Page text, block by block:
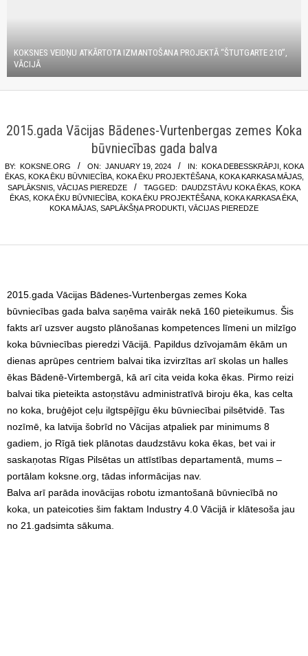
KOKSNES VEIDŅU ATKĀRTOTA IZMANTOŠANA PROJEKTĀ “ŠTUTGARTE 210”,
VĀCIJĀ
2015.gada Vācijas Bādenes-Vurtenbergas zemes Koka
būvniecības gada balva
BY: KOKSNE.ORG ON: JANUARY 19, 2024 IN: KOKA DEBESSKRĀPJI
KOKA
ĒKAS, KOKA ĒKU BŪVNIECĪBA, KOKA ĒKU PROJEKTĒŠANA, KOKA KARKASA MĀJAS,
SAPLĀKSNIS VĀCIJAS PIEREDZE TAGGED: DAUDZSTĀVU KOKA ĒKAS
KOKA
ĒKAS
KOKA ĒKU BŪVNIECĪBA KOKA ĒKU PROJEKTĒŠANA KOKA KARKASA ĒKA
KOKA MĀJAS SAPLĀKŠŅA PRODUKTI VĀCIJAS PIEREDZE
2015.gada Vācijas Bādenes-Vurtenbergas zemes Koka
būvniecības gada balva saņēma vairāk nekā 160 pieteikumus. Šis
fakts arī uzsver augsto plānošanas kompetences līmeni un milzīgo
koka būvniecības pieredzi Vācijā. Papildus dzīvojamām ēkām un
dienas aprūpes centriem balvai tika izvirzītas arī skolas un halles
ēkas Bādenē-Virtembergā, kā arī cita veida koka ēkas. Pirmo reizi
balvai tika pieteikta astoņstāvu administratīvā biroju ēka, kas celta
no koka, bruģējot ceļu ilgtspējīgu ēku būvniecībai pilsētvidē. Tas
nozīmē, ka latvija šobrīd no Vācijas atpaliek par minimums 8
gadiem, jo Rīgā tiek plānotas daudzstāvu koka ēkas, bet vai ir
saskaņotas Rīgas Pilsētas un attīstības departamentā, mums –
portālam koksne.org, tādas informācijas nav.
Balva arī parāda inovācijas robotu izmantošanā būvniecībā no
koka, un pateicoties šim faktam Industry 4.0 Vācijā ir klātesoša jau
no 21.gadsimta sākuma.